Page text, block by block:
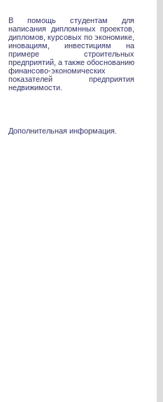
В помощь студентам для
написания дипломнных проектов,
дипломов, курсовых по экономике,
иновациям, инвестициям на
примере строительных
предприятий, а также обоснованию
финансово-экономических
показателей предприятия
недвижимости.
Дополнительная информация.